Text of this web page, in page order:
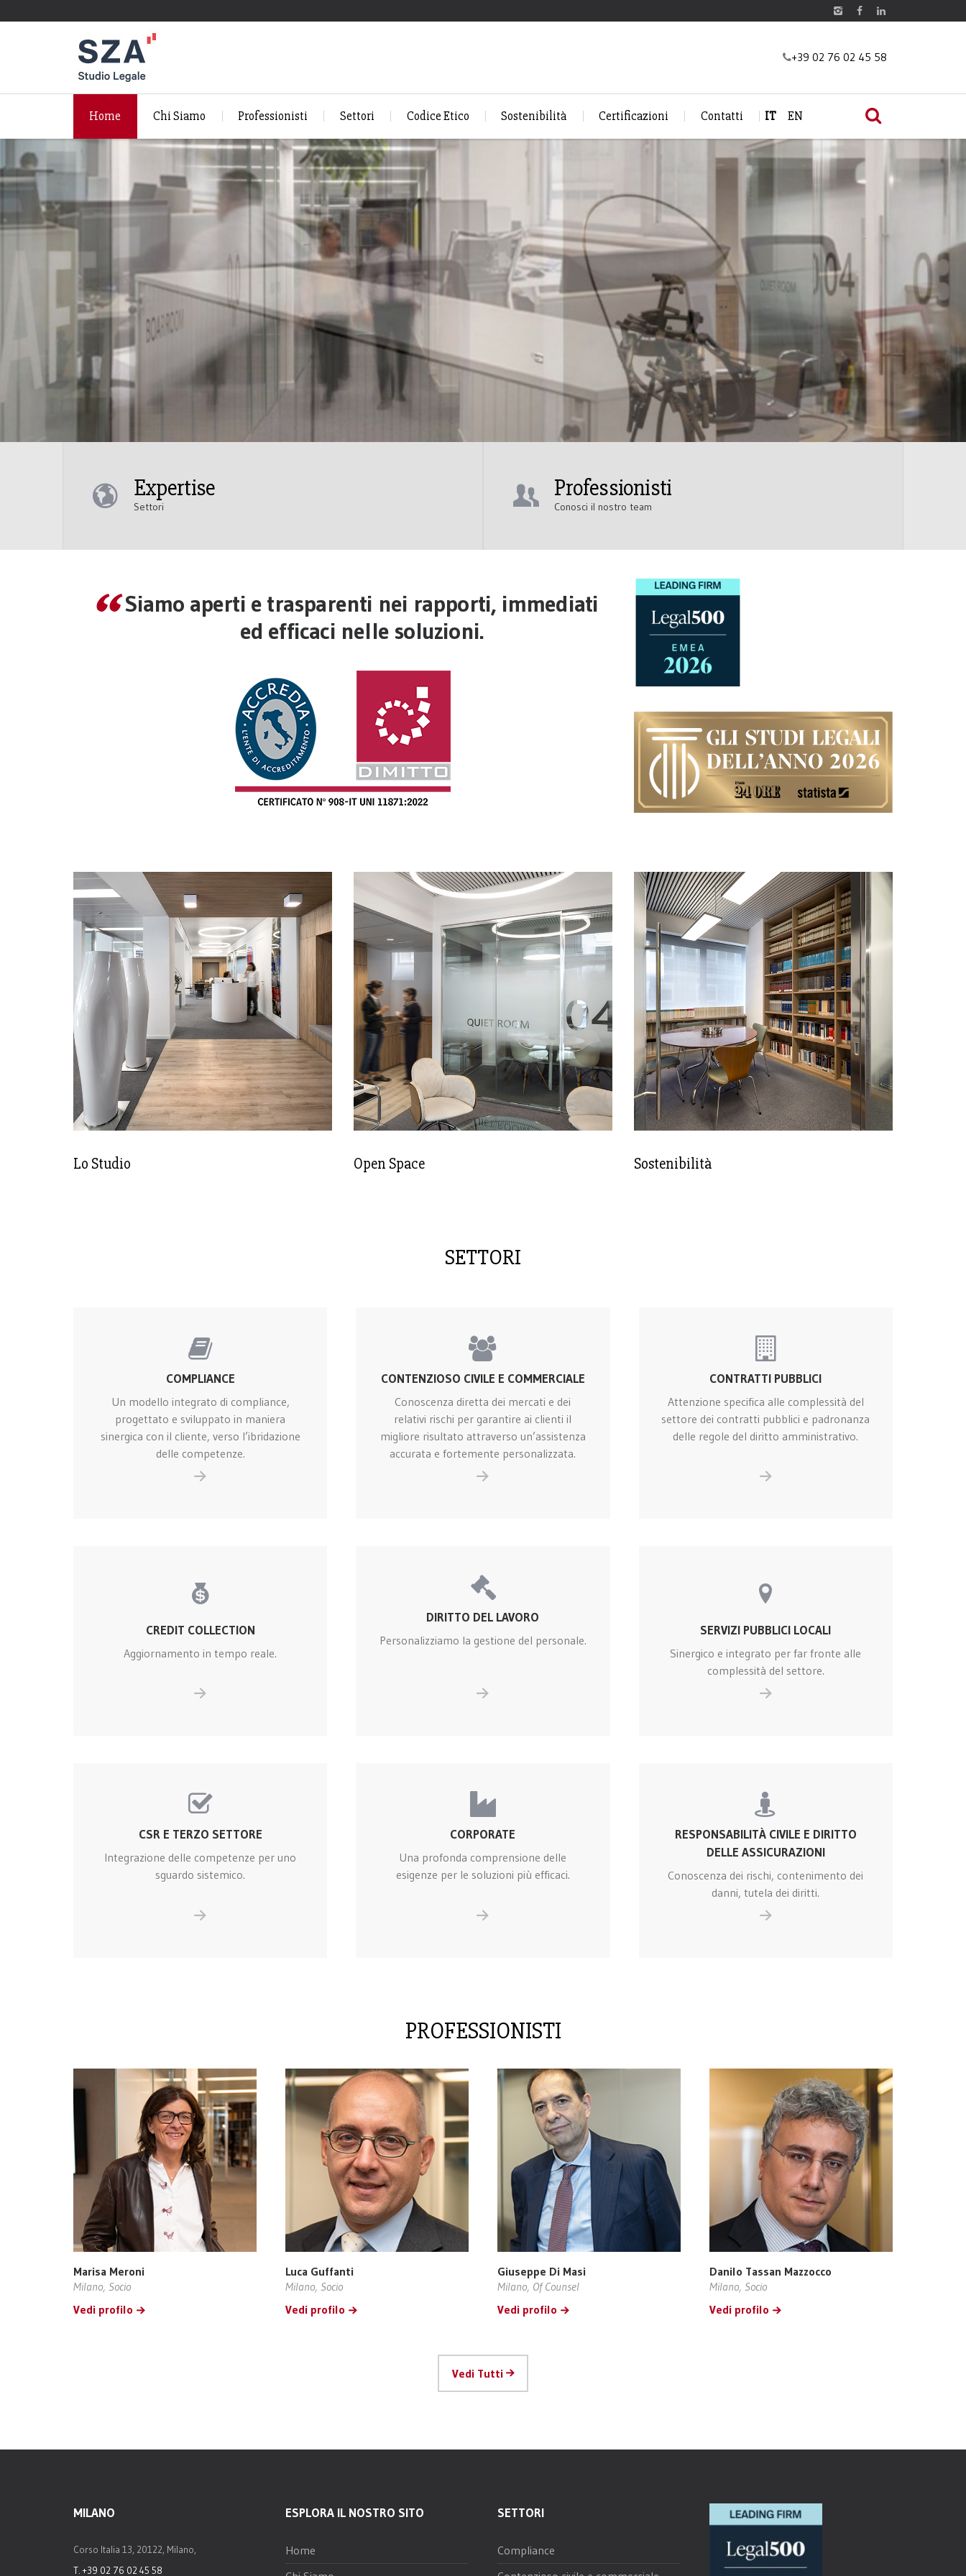
+39 02 76 02 45 58
Home Chi Siamo Professionisti Settori Codice Etico Sostenibilità Certificazioni Contatti IT EN
Expertise
Settori
Professionisti
Conosci il nostro team
Siamo aperti e trasparenti nei rapporti, immediati
ed efficaci nelle soluzioni.
Lo Studio Open Space Sostenibilità
SETTORI
COMPLIANCE
Un modello integrato di compliance,
progettato e sviluppato in maniera
sinergica con il cliente, verso l’ibridazione
delle competenze.
CONTENZIOSO CIVILE E COMMERCIALE
Conoscenza diretta dei mercati e dei
relativi rischi per garantire ai clienti il
migliore risultato attraverso un’assistenza
accurata e fortemente personalizzata.
CONTRATTI PUBBLICI
Attenzione specifica alle complessità del
settore dei contratti pubblici e padronanza
delle regole del diritto amministrativo.
CREDIT COLLECTION
Aggiornamento in tempo reale.
DIRITTO DEL LAVORO
Personalizziamo la gestione del personale.
SERVIZI PUBBLICI LOCALI
Sinergico e integrato per far fronte alle
complessità del settore.
CSR E TERZO SETTORE
Integrazione delle competenze per uno
sguardo sistemico.
CORPORATE
Una profonda comprensione delle
esigenze per le soluzioni più efficaci.
RESPONSABILITÀ CIVILE E DIRITTO
DELLE ASSICURAZIONI
Conoscenza dei rischi, contenimento dei
danni, tutela dei diritti.
PROFESSIONISTI
Marisa Meroni
Milano, Socio
Vedi profilo
Luca Guffanti
Milano, Socio
Vedi profilo
Giuseppe Di Masi
Milano, Of Counsel
Vedi profilo
Danilo Tassan Mazzocco
Milano, Socio
Vedi profilo
Vedi Tutti
MILANO
Corso Italia 13, 20122, Milano,
T. +39 02 76 02 45 58
ESPLORA IL NOSTRO SITO
Home
SETTORI
Compliance